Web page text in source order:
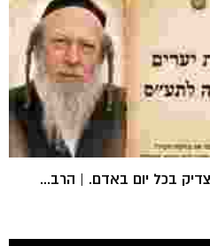
בכל יום באדם. | הרב...